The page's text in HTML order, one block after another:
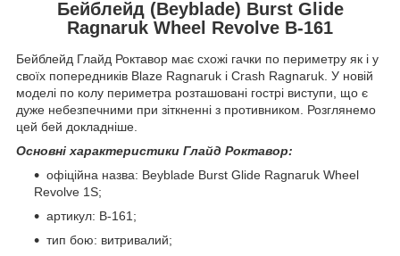
Бейблейд (Beyblade) Burst Glide
Ragnaruk Wheel Revolve B-161
Бейблейд Глайд Роктавор має схожі гачки по периметру як і у
своїх попередників Blaze Ragnaruk і Crash Ragnaruk. У новій
моделі по колу периметра розташовані гострі виступи, що є
дуже небезпечними при зіткненні з противником. Розглянемо
цей бей докладніше.
Основні характеристики Глайд Роктавор:
офіційна назва: Beyblade Burst Glide Ragnaruk Wheel
Revolve 1S;
артикул: B-161;
тип бою: витривалий;